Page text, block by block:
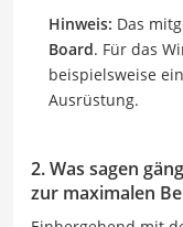
Hinweis: Das
Board. Für das
beispielsweise
Ausrüstung.
2. Was sagen
zur maximalen